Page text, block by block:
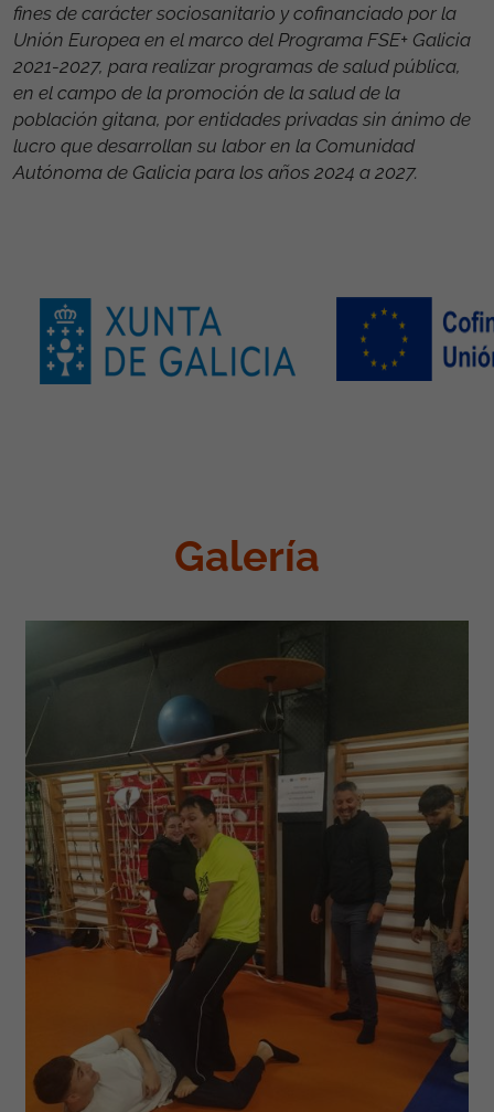
fines de carácter sociosanitario y cofinanciado por la
Unión Europea en el marco del Programa FSE+ Galicia
2021-2027, para realizar programas de salud pública,
en el campo de la promoción de la salud de la
población gitana, por entidades privadas sin ánimo de
lucro que desarrollan su labor en la Comunidad
Autónoma de Galicia para los años 2024 a 2027.
Galería